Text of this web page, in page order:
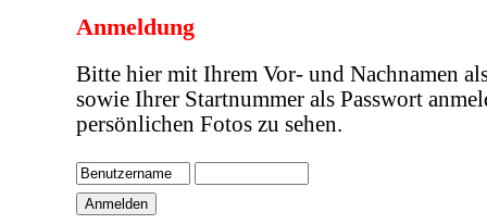
Anmeldung
Bitte hier mit Ihrem Vor- und Nachnamen
sowie Ihrer Startnummer als Passwort
persönlichen Fotos zu sehen.